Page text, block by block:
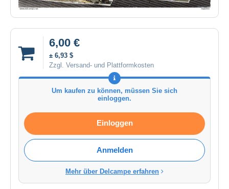
6,00 €
± 6,93 $
Zzgl. Versand- und Plattformkosten
Um kaufen zu können, müssen Sie sich
einloggen.
Einloggen
Anmelden
Mehr über Delcampe erfahren